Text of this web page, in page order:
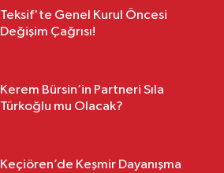
Teksif'te Genel Kurul Öncesi
Değişim Çağrısı!
Kerem Bürsin’in Partneri Sıla
Türkoğlu mu Olacak?
Keçiören’de Keşmir Dayanışma